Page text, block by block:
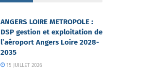
ANGERS LOIRE METROPOLE :
DSP gestion et exploitation de
l’aéroport Angers Loire 2028-
2035
15 JUILLET 2026